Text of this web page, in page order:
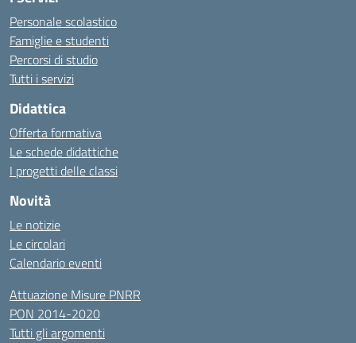
Personale scolastico
Famiglie e studenti
Percorsi di studio
Tutti i servizi
Didattica
Offerta formativa
Le schede didattiche
I progetti delle classi
Novità
Le notizie
Le circolari
Calendario eventi
Attuazione Misure PNRR
PON 2014-2020
Tutti gli argomenti